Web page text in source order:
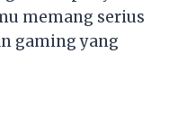
memang serius
gaming yang